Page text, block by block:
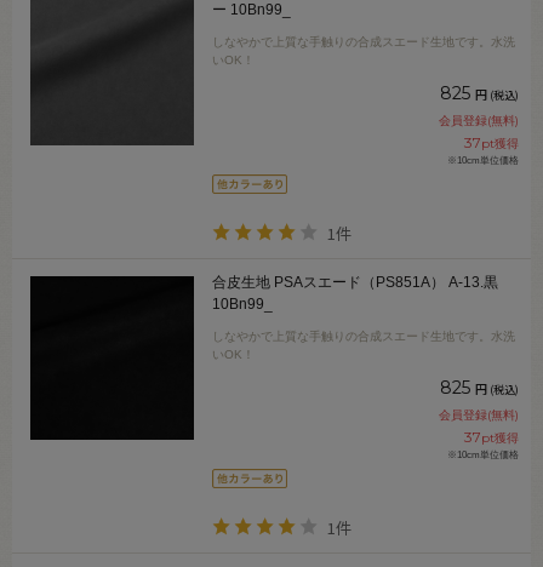
ー 10Bn99_
しなやかで上質な手触りの合成スエード生地です。水洗
いOK！
825 円 (税込)
会員登録(無料)
37pt獲得
※10cm単位価格
1件
合皮生地 PSAスエード（PS851A） A-13.黒
10Bn99_
しなやかで上質な手触りの合成スエード生地です。水洗
いOK！
825 円 (税込)
会員登録(無料)
37pt獲得
※10cm単位価格
1件